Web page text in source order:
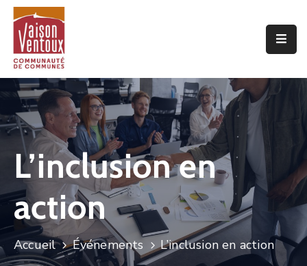
Accueil
L’interco
Vivre
Economie
Projets
De
Territoire
Découvrir
L’inclusion en
action
Accueil Événements L’inclusion en action